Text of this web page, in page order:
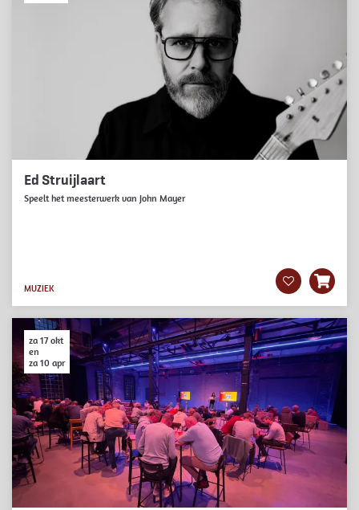
Ed Struijlaart
Speelt het meesterwerk van John Mayer
MUZIEK
za 17 okt
en
za 10 apr